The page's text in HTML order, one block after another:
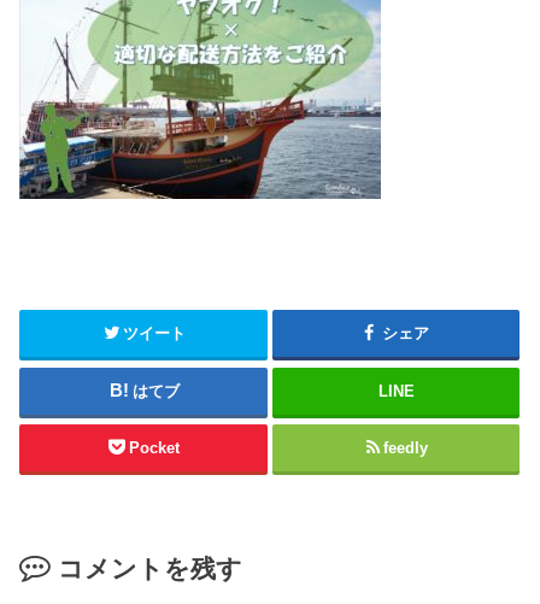
ツイート シェア
はてブ LINE
Pocket feedly
コメントを残す